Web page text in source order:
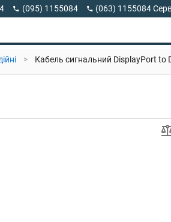
(095) 1155084
(063) 1155084
> Кабель сигнальний DisplayPort to